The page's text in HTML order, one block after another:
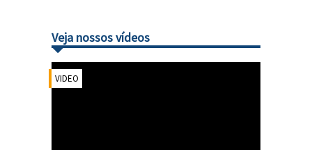
Veja nossos vídeos
VIDEO